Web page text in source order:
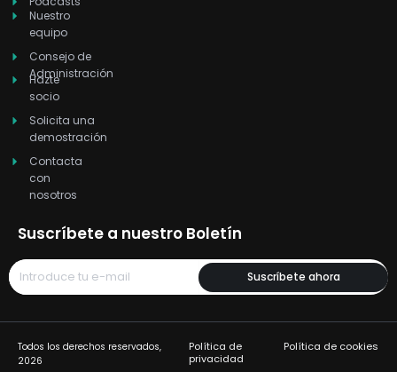
r
Nuestro
equipo
Consejo de
Administración
Hazte
socio
Solicita una
demostración
Contacta
con
nosotros
Suscríbete a nuestro Boletín
Suscríbete ahora
Todos los derechos reservados,
2026
Política de
privacidad
Política de cookies